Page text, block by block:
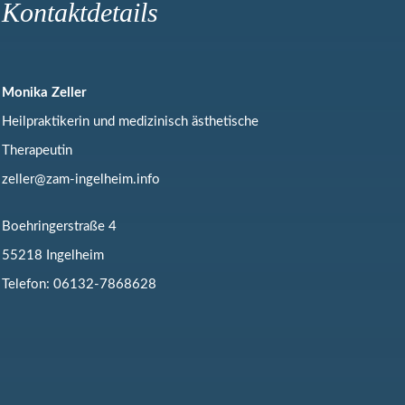
Kontaktdetails
Monika Zeller
Heilpraktikerin und medizinisch ästhetische
Therapeutin
zeller@zam-ingelheim.info
Boehringerstraße 4
55218 Ingelheim
Telefon:06132-7868628